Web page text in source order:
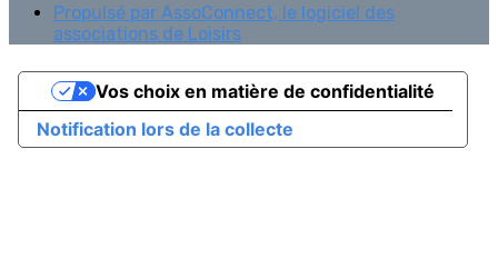
Propulsé par AssoConnect, le logiciel des
associations de Loisirs
Notification lors de la collecte
Vos choix en matière de confidentialité